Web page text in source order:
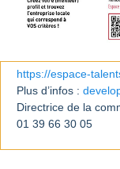
https://espace-
Plus d’infos :
Directrice de la
01 39 66 30 05